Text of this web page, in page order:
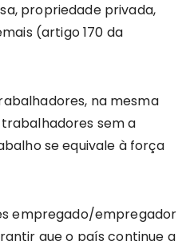
propriedade privada,
(artigo 170 da
na mesma
sem a
se equivale à força
empregado/empregador
que o país continue a